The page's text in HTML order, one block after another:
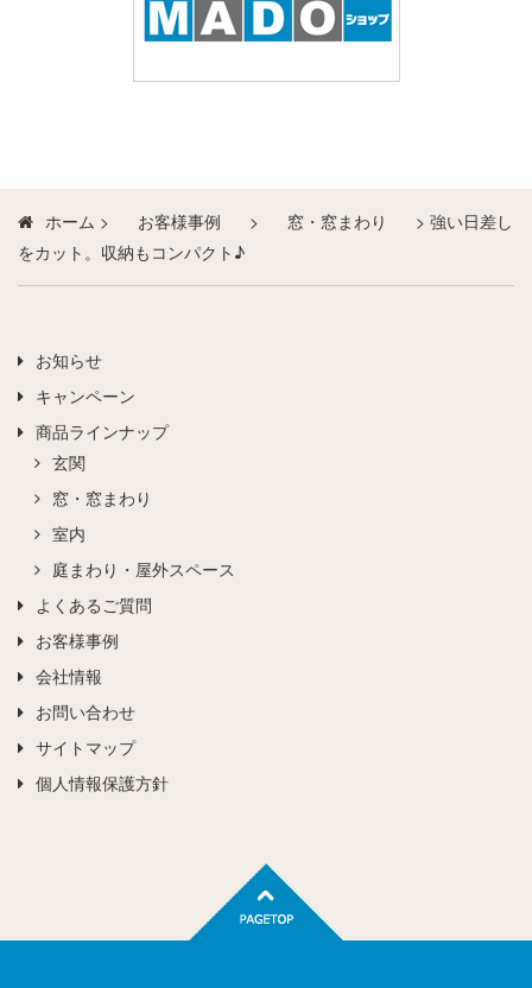
ホーム > お客様事例 > 窓・窓まわり > 強い日差し
をカット。収納もコンパクト♪
お知らせ
キャンペーン
商品ラインナップ
玄関
窓・窓まわり
室内
庭まわり・屋外スペース
よくあるご質問
お客様事例
会社情報
お問い合わせ
サイトマップ
個人情報保護方針